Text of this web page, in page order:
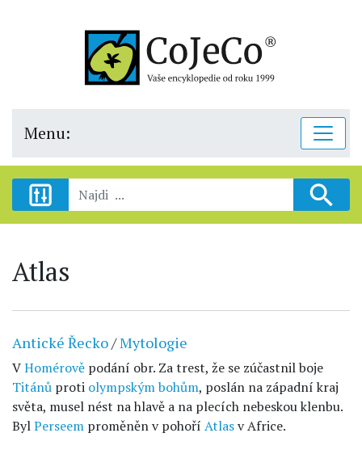
Menu:
Atlas
Antické Řecko/Mytologie
VHomérově podání obr. Za trest, že se zúčastnil boje
Titánů proti olympským bohům, poslán na západní kraj
světa, musel nést na hlavě a na plecích nebeskou klenbu.
BylPerseem proměněn v pohoří Atlasv Africe.